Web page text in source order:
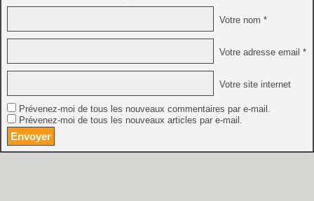
Votre nom *
Votre adresse email *
Votre site internet
Prévenez-moi de tous les nouveaux commentaires par e-mail.
Prévenez-moi de tous les nouveaux articles par e-mail.